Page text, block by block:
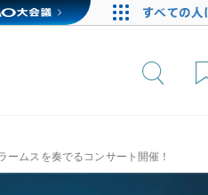
ームスを奏でるコンサート開催！